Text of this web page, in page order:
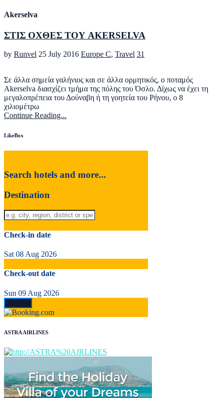
Akerselva
ΣΤΙΣ ΟΧΘΕΣ ΤΟΥ AKERSELVA
by Runvel 25 July 2016 Europe C, Travel 31
Σε άλλα σημεία γαλήνιος και σε άλλα ορμητικός, ο ποταμός
Akerselva διασχίζει τμήμα της πόλης του Όσλο. Δίχως να έχει τη
μεγαλοπρέπεια του Δούναβη ή τη γοητεία του Ρήνου, ο 8
χιλιομέτρω
Continue Reading...
LikeBox
Search hotels and more...
Destination
Check-in date
Sat 08 Aug 2026
Check-out date
Sun 09 Aug 2026
ASTRA AIRLINES